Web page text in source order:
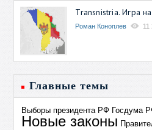
Transnistria. Игра
Роман Коноплев 11
Главные темы
Выборы президента РФ Госдума
Новые законы